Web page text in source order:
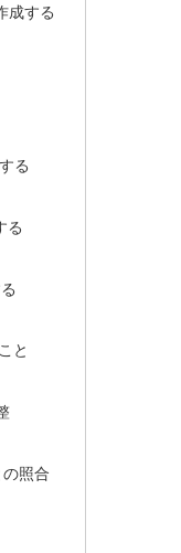
成する
る
る
と
照合